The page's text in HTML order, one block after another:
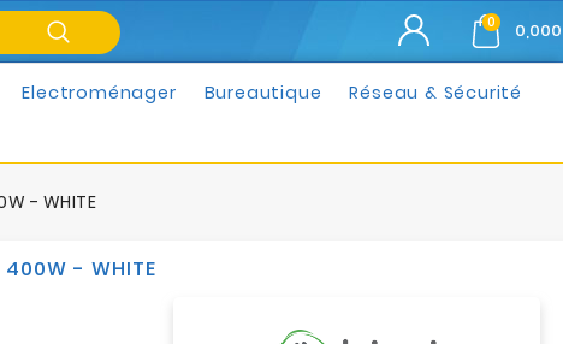
0
Electroménager Bureautique Réseau & Sécurité
- WHITE
- WHITE